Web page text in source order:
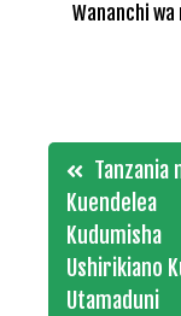
Wananchi
Post
navigation
Tanzania
Kuendelea
Kudumisha
Ushirikiano
Utamaduni